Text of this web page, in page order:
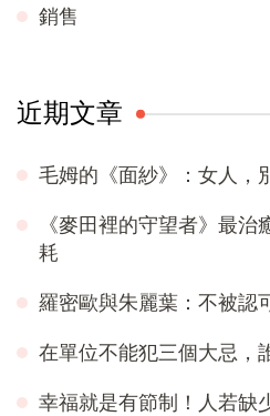
銷售
近期文章
毛姆的《面紗》：女人，
《麥田裡的守望者》最
耗
羅密歐與朱麗葉：不被認
在單位不能犯三個大忌，
幸福就是有節制！人若缺